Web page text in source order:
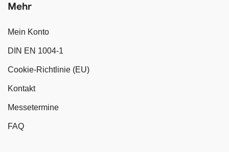
Mehr
Mein Konto
DIN EN 1004-1
Cookie-Richtlinie (EU)
Kontakt
Messetermine
FAQ